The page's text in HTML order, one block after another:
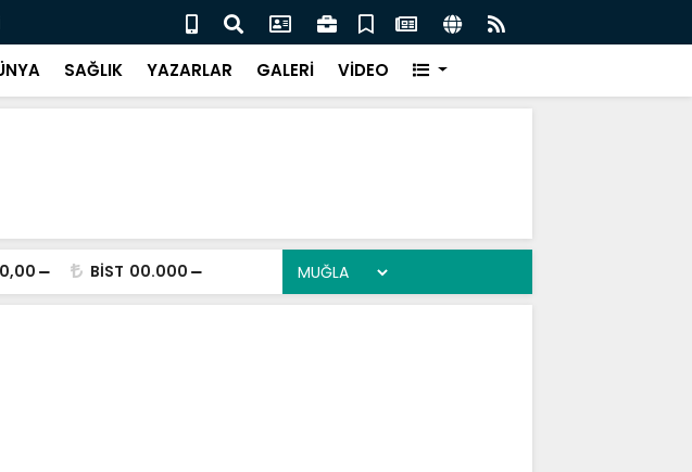
Selahattin Sapmaz'ın Adı Menteşe'de Yaşatılacak
SAĞLIK YAZARLAR GALERİ VİDEO
BİST 00.000